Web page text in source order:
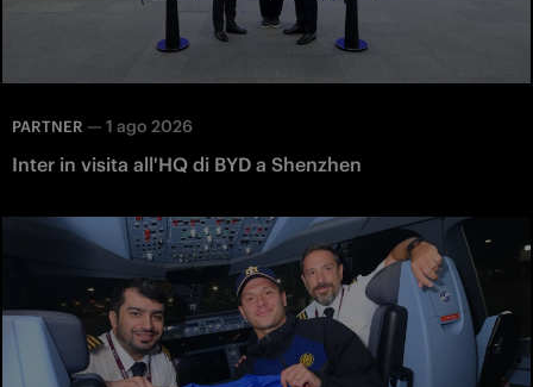
PARTNER — 1 ago 2026
Inter in visita all'HQ di BYD a Shenzhen